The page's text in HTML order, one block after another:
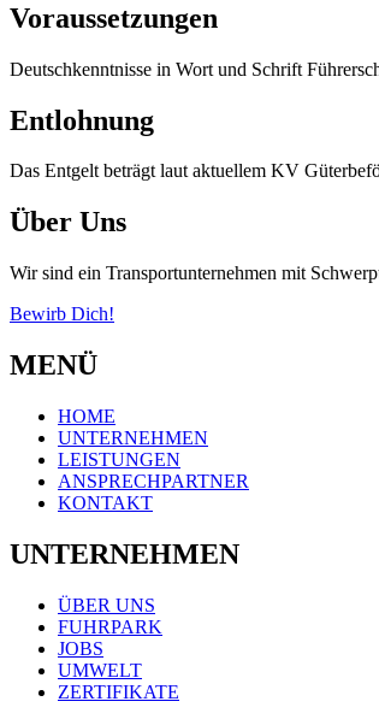
Voraussetzungen
Deutschkenntnisse in Wort und Schrift
Entlohnung
Das Entgelt beträgt laut aktuellem KV
Über Uns
Wir sind ein Transportunternehmen mit
Bewirb Dich!
MENÜ
HOME
UNTERNEHMEN
LEISTUNGEN
ANSPRECHPARTNER
KONTAKT
UNTERNEHMEN
ÜBER UNS
FUHRPARK
JOBS
UMWELT
ZERTIFIKATE